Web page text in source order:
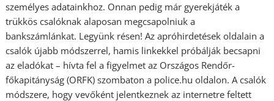
személyes adatainkhoz. Onnan pedig már gyerekjáték a
trükkös csalóknak alaposan megcsapolniuk a
bankszámlánkat. Legyünk résen! Az apróhirdetések oldalain a
csalók újabb módszerrel, hamis linkekkel próbálják becsapni
az eladókat – hívta fel a figyelmet az Országos Rendőr-
főkapitányság (ORFK) szombaton a police.hu oldalon. A csalók
módszere, hogy vevőként jelentkeznek az internetre feltett